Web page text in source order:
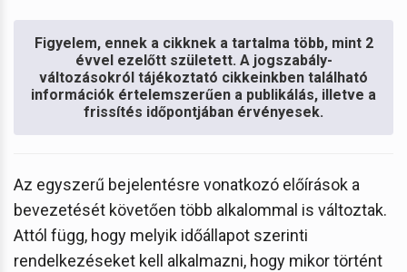
Figyelem, ennek a cikknek a tartalma több, mint 2
évvel ezelőtt született. A jogszabály-
változásokról tájékoztató cikkeinkben található
információk értelemszerűen a publikálás, illetve a
frissítés időpontjában érvényesek.
Az egyszerű bejelentésre vonatkozó előírások a
bevezetését követően több alkalommal is változtak.
Attól függ, hogy melyik időállapot szerinti
rendelkezéseket kell alkalmazni, hogy mikor történt